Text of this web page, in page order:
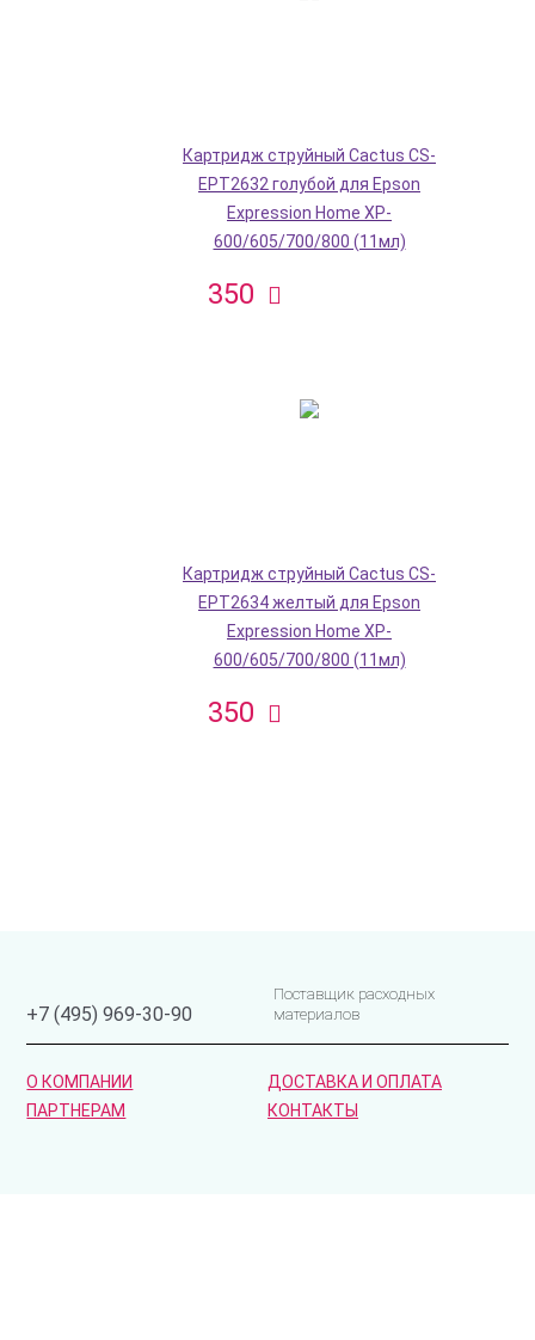
Картридж струйный Cactus CS-
EPT2632 голубой для Epson
Expression Home XP-
600/605/700/800 (11мл)
350
Картридж струйный Cactus CS-
EPT2634 желтый для Epson
Expression Home XP-
600/605/700/800 (11мл)
350
+7 (495) 969-30-90
Поставщик расходных
материалов
О КОМПАНИИ
ДОСТАВКА И ОПЛАТА
ПАРТНЕРАМ
КОНТАКТЫ